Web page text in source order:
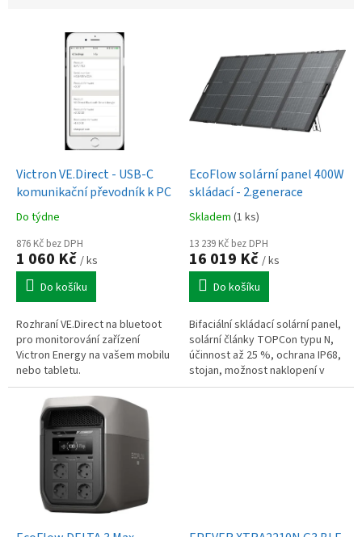
Victron VE.Direct - USB-C
komunikační převodník k PC
Do týdne
876 Kč bez DPH
1 060 Kč / ks
Do košíku
Rozhraní VE.Direct na bluetoot
pro monitorování zařízení
Victron Energy na vašem mobilu
nebo tabletu.
EcoFlow solární panel 400W
skládací - 2.generace
Skladem (1 ks)
13 239 Kč bez DPH
16 019 Kč / ks
Do košíku
Bifaciální skládací solární panel,
solární články TOPCon typu N,
účinnost až 25 %, ochrana IP68,
stojan, možnost naklopení v
rozsahu 30° - 60°, hmotnost 7 kg